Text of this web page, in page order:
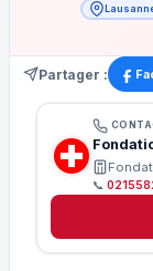
Partager :
📞